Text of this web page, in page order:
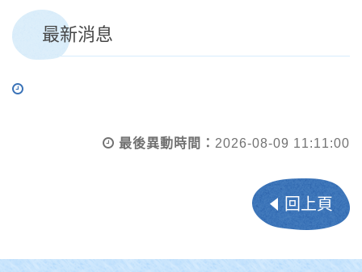
最新消息
最後異動時間： 2026-08-09 11:11:00
回上頁